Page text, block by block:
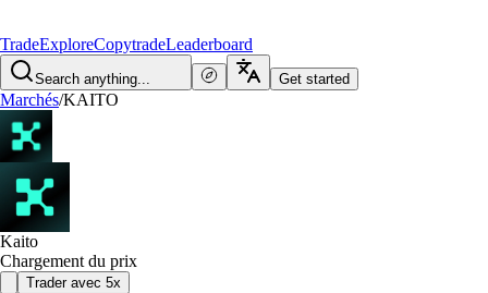
TradeExploreCopytradeLeaderboard
Search anything... Get started
Marchés/KAITO
Kaito
Chargement du prix
Trader avec 5x